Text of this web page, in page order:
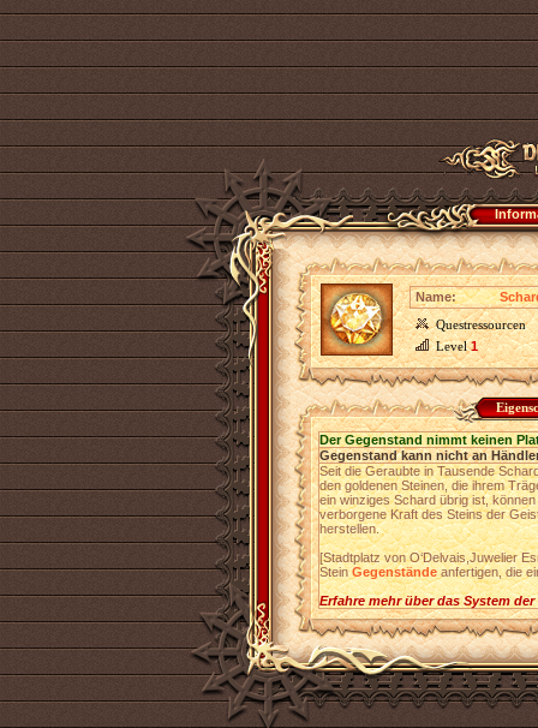
Name:
Questressourcen
Level1
Der Gegenstand nimmt keinen
Gegenstand kann nicht an
Seit die Geraubte in Tausende
den goldenen Steinen, die ihrem
ein winziges Schard übrig ist,
verborgene Kraft des Steins der
herstellen.
[Stadtplatz von O‘Delvais,Juwelier
SteinGegenständeanfertigen, die
Erfahre mehr über das System